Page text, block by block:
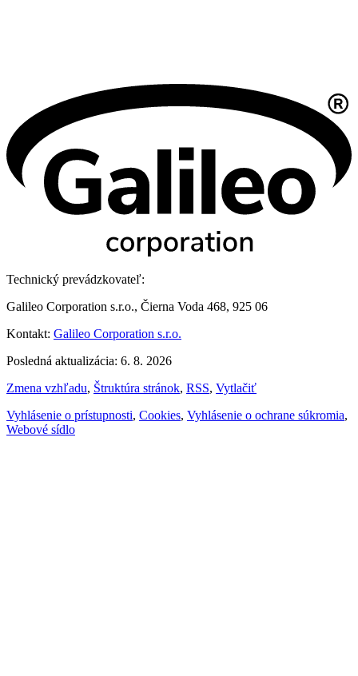
Technický prevádzkovateľ:
Galileo Corporation s.r.o., Čierna Voda 468, 925 06
Kontakt: Galileo Corporation s.r.o.
Posledná aktualizácia: 6. 8. 2026
Zmena vzhľadu, Štruktúra stránok, RSS, Vytlačiť
Vyhlásenie o prístupnosti, Cookies, Vyhlásenie o ochrane súkromia,
Webové sídlo